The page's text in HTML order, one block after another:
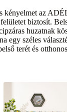
kényelmet az
biztosít.
huzatnak
egy széles
terét és